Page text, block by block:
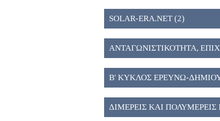
SOLAR-ERA.NET (2)
ΑΝΤΑΓΩΝΙΣΤΙΚΟΤΗΤΑ,
ΚΑΙΝΟΤΟΜΙΑ (6)
Β' ΚΥΚΛΟΣ ΕΡΕΥΝΩ-
ΔΙΜΕΡΕΙΣ ΚΑΙ ΠΟΛΥΜΕΡΕΙΣ